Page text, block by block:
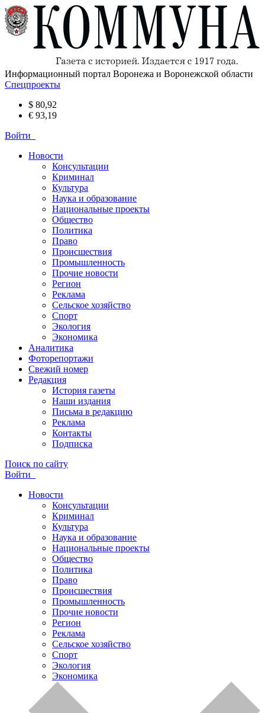
Информационный портал Воронежа и Воронежской области
Спецпроекты
$ 80,92
€ 93,19
Войти
Новости
Консультации
Криминал
Культура
Наука и образование
Национальные проекты
Общество
Политика
Право
Происшествия
Промышленность
Прочие новости
Регион
Реклама
Сельское хозяйство
Спорт
Экология
Экономика
Аналитика
Фоторепортажи
Свежий номер
Редакция
История газеты
Наши издания
Письма в редакцию
Реклама
Контакты
Подписка
Поиск по сайту
Войти
Новости
Консультации
Криминал
Культура
Наука и образование
Национальные проекты
Общество
Политика
Право
Происшествия
Промышленность
Прочие новости
Регион
Реклама
Сельское хозяйство
Спорт
Экология
Экономика